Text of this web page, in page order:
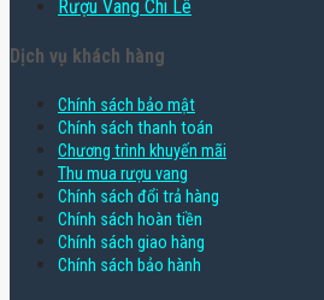
Rượu Vang Chi Lê
Dịch vụ khách hàng
Chính sách bảo mật
Chính sách thanh toán
Chương trình khuyến mãi
Thu mua rượu vang
Chính sách đổi trả hàng
Chính sách hoàn tiền
Chính sách giao hàng
Chính sách bảo hành